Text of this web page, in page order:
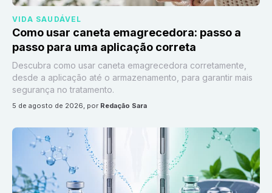
VIDA SAUDÁVEL
Como usar caneta emagrecedora: passo a
passo para uma aplicação correta
Descubra como usar caneta emagrecedora corretamente,
desde a aplicação até o armazenamento, para garantir mais
segurança no tratamento.
5 de agosto de 2026, por Redação Sara